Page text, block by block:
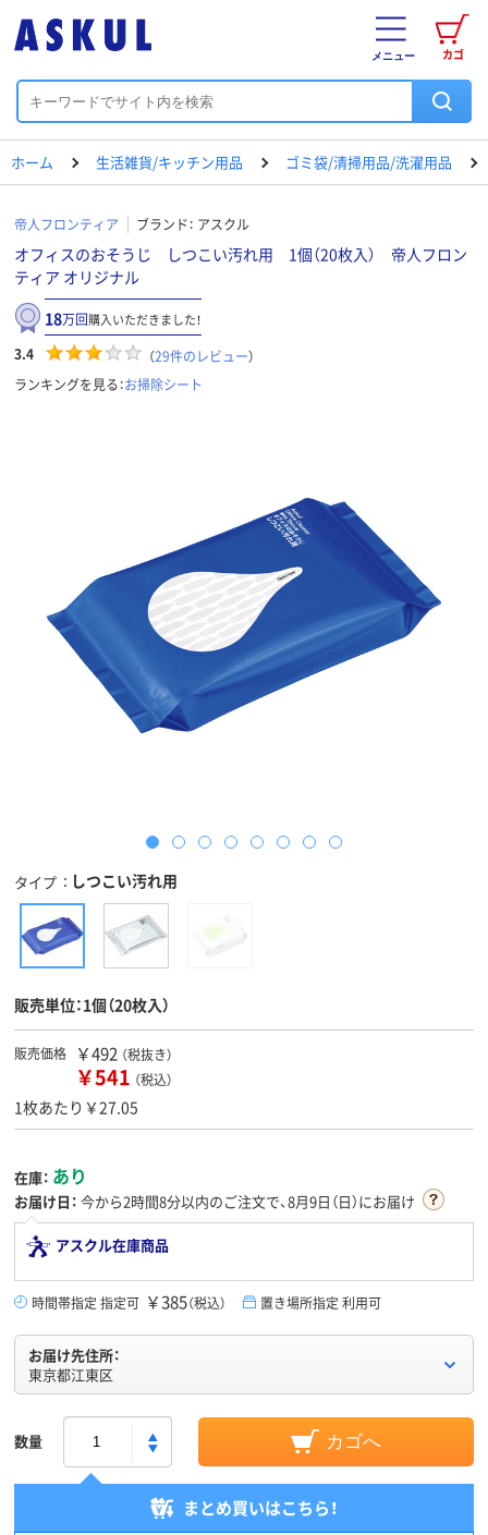
カゴ
メニュー
ホーム 生活雑貨/キッチン用品 ゴミ袋/清掃用品/洗濯用品
帝人フロンティア ブランド： アスクル
オフィスのおそうじ しつこい汚れ用 1個（20枚入） 帝人フロン
ティア オリジナル
18万回購入いただきました！
3.4 （29件のレビュー）
ランキングを見る：お掃除シート
タイプ しつこい汚れ用
販売単位：1個（20枚入）
販売価格 ￥492 （税抜き）
￥541 （税込）
1枚あたり￥27.05
在庫： あり
お届け日： 今から2時間8分以内のご注文で、8月9日（日）にお届け
アスクル在庫商品
時間帯指定 指定可 ￥385（税込） 置き場所指定 利用可
お届け先住所：
東京都江東区
数量 カゴへ
まとめ買いはこちら！